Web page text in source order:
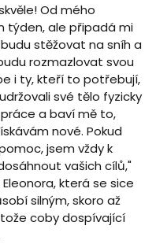
Od mého
týden, ale připadá mi
stěžovat na sníh a
rozmazlovat svou
i ty, kteří to potřebují,
své tělo fyzicky
a baví mě to,
nové. Pokud
jsem vždy k
vašich cílů,"
která se sice
silným, skoro až
coby dospívající